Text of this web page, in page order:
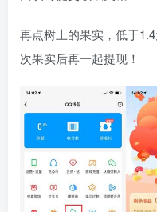
再点树上的果实，低于
次果实后再一起提现！